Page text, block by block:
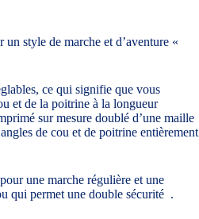
style de marche et d’aventure «
ce qui signifie que vous
et de la poitrine à la longueur
sur mesure doublé d’une maille
de cou et de poitrine entièrement
une marche régulière et une
qui permet une double sécurité .